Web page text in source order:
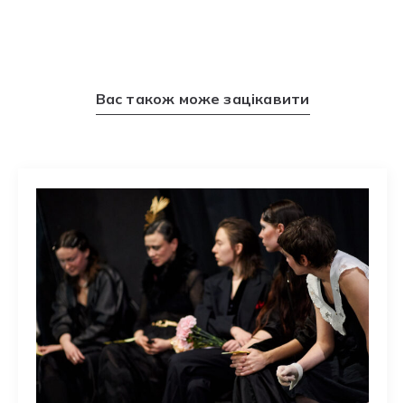
Вас також може зацікавити